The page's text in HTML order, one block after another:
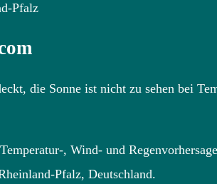
Pfalz
die Sonne ist nicht zu sehen bei
, Wind- und
Pfalz, Deutschland.